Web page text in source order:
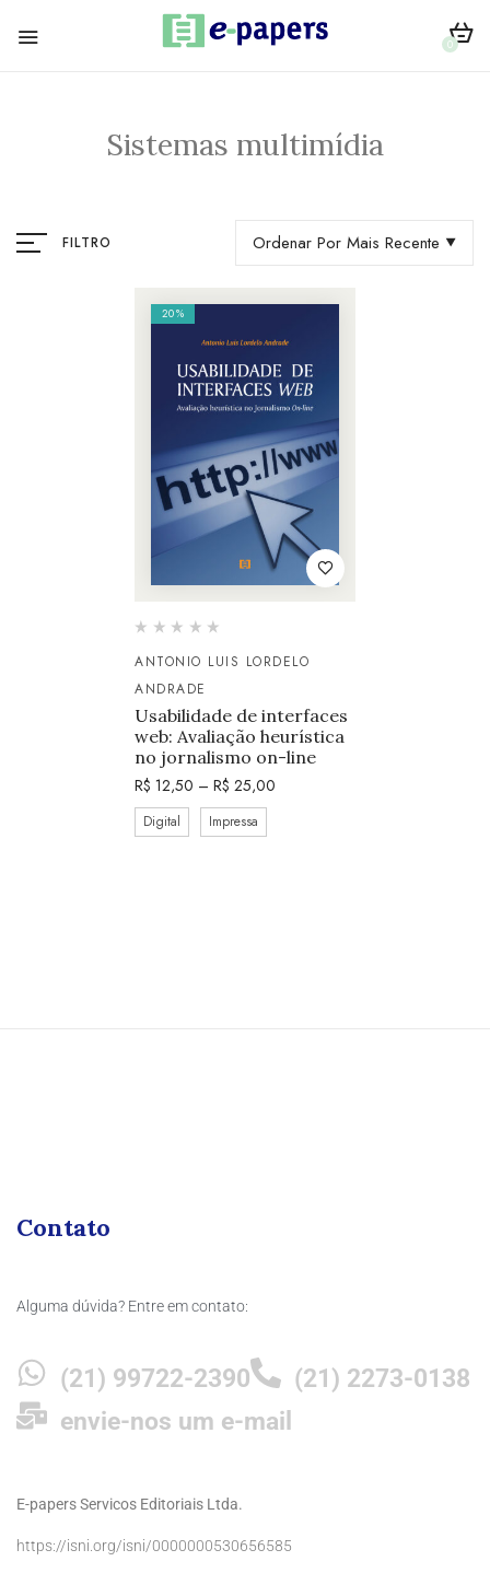
0
Sistemas multimídia
FILTRO Ordenar Por Mais Recente
20%
ANTONIO LUIS LORDELO
ANDRADE
Usabilidade de interfaces
web: Avaliação heurística
no jornalismo on-line
R$ 12,50 – R$ 25,00
Digital Impressa
Contato
Alguma dúvida? Entre em contato:
(21) 99722-2390
(21) 2273-0138
envie-nos um e-mail
E-papers Servicos Editoriais Ltda.
https://isni.org/isni/0000000530656585